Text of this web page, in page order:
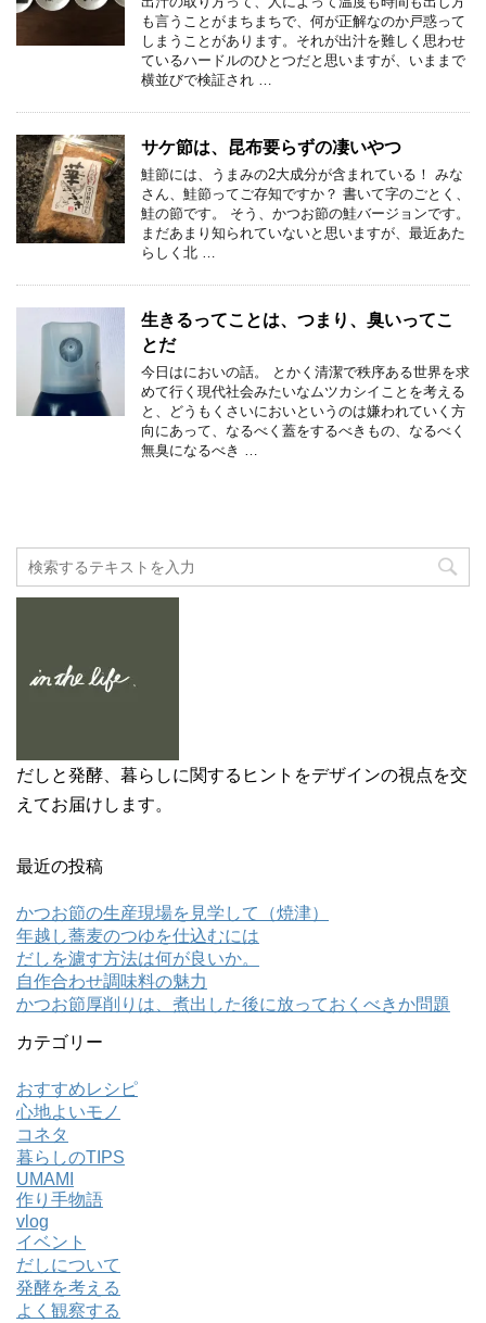
も言うことがまちまちで、何が正解なのか戸惑って
しまうことがあります。それが出汁を難しく思わせ
ているハードルのひとつだと思いますが、いままで
横並びで検証され …
サケ節は、昆布要らずの凄いやつ
鮭節には、うまみの2大成分が含まれている！ みな
さん、鮭節ってご存知ですか？ 書いて字のごとく、
鮭の節です。 そう、かつお節の鮭バージョンです。
まだあまり知られていないと思いますが、最近あた
らしく北 …
生きるってことは、つまり、臭いってこ
とだ
今日はにおいの話。 とかく清潔で秩序ある世界を求
めて行く現代社会みたいなムツカシイことを考える
と、どうもくさいにおいというのは嫌われていく方
向にあって、なるべく蓋をするべきもの、なるべく
無臭になるべき …
だしと発酵、暮らしに関するヒントをデザインの視点を交
えてお届けします。
最近の投稿
かつお節の生産現場を見学して（焼津）
年越し蕎麦のつゆを仕込むには
だしを濾す方法は何が良いか。
自作合わせ調味料の魅力
かつお節厚削りは、煮出した後に放っておくべきか問題
カテゴリー
おすすめレシピ
心地よいモノ
コネタ
暮らしのTIPS
UMAMI
作り手物語
vlog
イベント
だしについて
発酵を考える
よく観察する